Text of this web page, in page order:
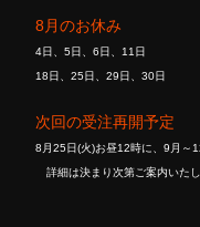
8月のお休み
4日、5日、6日、11日
18日、25日、29日、30日
次回の受注再開予定
8月25日(火)お昼12時に、9月～
詳細は決まり次第ご案内いたし